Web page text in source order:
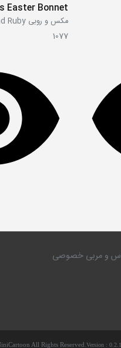
Easter Bonnet
مکس و روبی Max and Ruby
1077
و مربی خصوصی
All Rights Reserved. Version :